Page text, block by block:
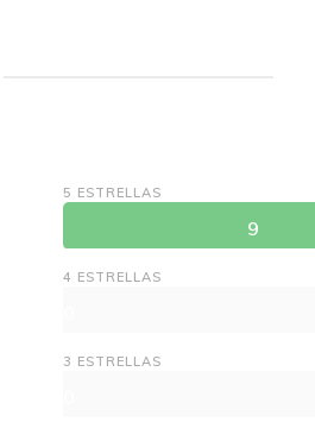
5 ESTRELLAS
9
4 ESTRELLAS
3 ESTRELLAS